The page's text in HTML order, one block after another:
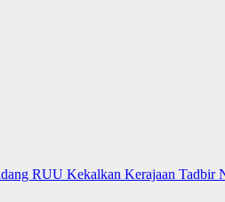
RUU Kekalkan Kerajaan Tadbir